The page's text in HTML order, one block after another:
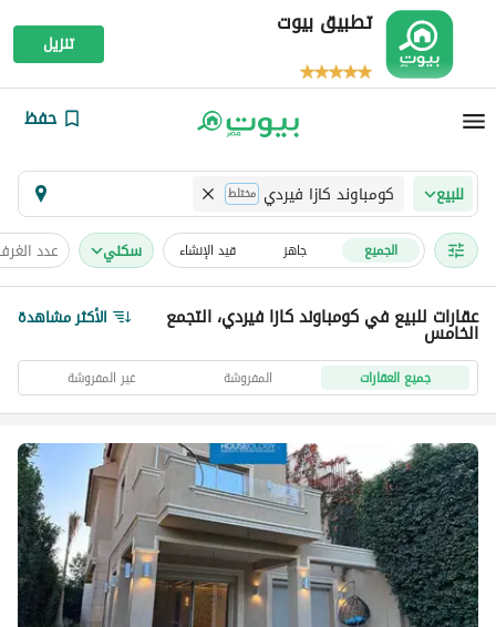
تطبيق بيوت
تنزيل
حفظ
للبيع كومباوند كازا فيردي مختلط
الجميع جاهز قيد الإنشاء سكني عدد
عقارات للبيع في كومباوند كازا فيردي، التجمع
الخامس الأكثر مشاهدة
جميع العقارات المفروشة غير المفروشة